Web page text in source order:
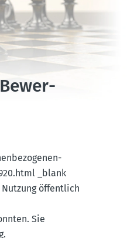
_blank
Nutzung öffentlich
Sie